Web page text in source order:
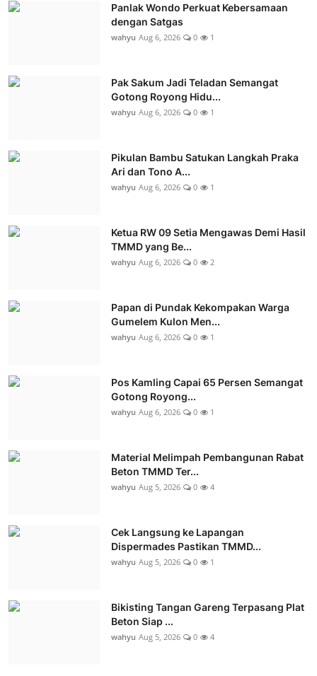
Panlak Wondo Perkuat Kebersamaan
dengan Satgas
wahyu Aug 6, 2026 0 1
Pak Sakum Jadi Teladan Semangat
Gotong Royong Hidu...
wahyu Aug 6, 2026 0 1
Pikulan Bambu Satukan Langkah Praka
Ari dan Tono A...
wahyu Aug 6, 2026 0 1
Ketua RW 09 Setia Mengawas Demi Hasil
TMMD yang Be...
wahyu Aug 6, 2026 0 2
Papan di Pundak Kekompakan Warga
Gumelem Kulon Men...
wahyu Aug 6, 2026 0 1
Pos Kamling Capai 65 Persen Semangat
Gotong Royong...
wahyu Aug 6, 2026 0 1
Material Melimpah Pembangunan Rabat
Beton TMMD Ter...
wahyu Aug 5, 2026 0 4
Cek Langsung ke Lapangan
Dispermades Pastikan TMMD...
wahyu Aug 5, 2026 0 1
Bikisting Tangan Gareng Terpasang Plat
Beton Siap ...
wahyu Aug 5, 2026 0 4